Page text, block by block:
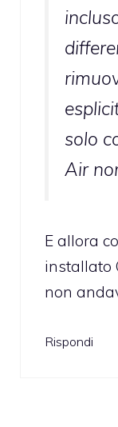
solo
Air
E allora
installato
non
Rispondi